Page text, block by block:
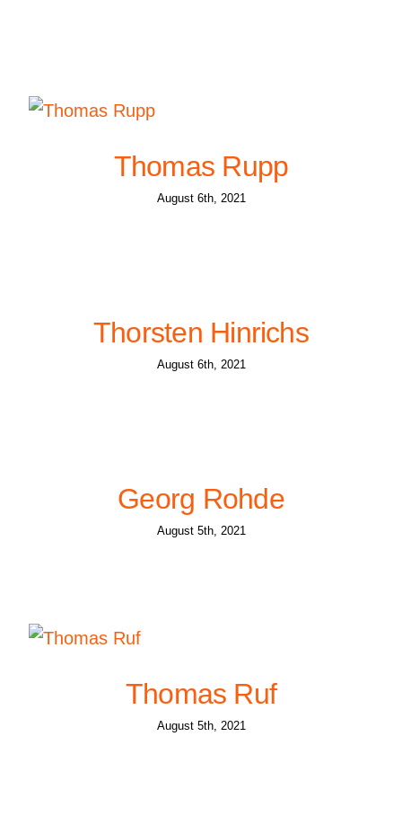
Thomas Rupp
August 6th, 2021
Thorsten Hinrichs
August 6th, 2021
Georg Rohde
August 5th, 2021
Thomas Ruf
August 5th, 2021